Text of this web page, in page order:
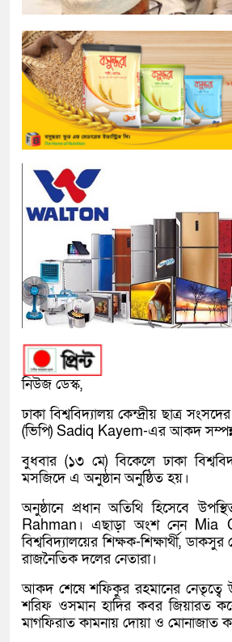
নিউজ ডেস্ক,
ঢাকা বিশ্ববিদ্যালয় কেন্দ্রীয় ছাত্র
(ভিপি) Sadiq Kayem-এর আকদ
বুধবার (১৩ মে) বিকেলে ঢাকা
মসজিদে এ অনুষ্ঠান অনুষ্ঠিত হয়।
অনুষ্ঠানে প্রধান অতিথি হিসেবে
Rahman। এছাড়া অংশ নেন Mia
বিশ্ববিদ্যালয়ের শিক্ষক-শিক্ষার্থী, ডাকসুর
রাজনৈতিক দলের নেতারা।
আকদ শেষে শফিকুর রহমানের নেতৃত্বে
শরিফ ওসমান হাদির কবর জিয়ারত
মাগফিরাত কামনায় দোয়া ও মোনাজাত